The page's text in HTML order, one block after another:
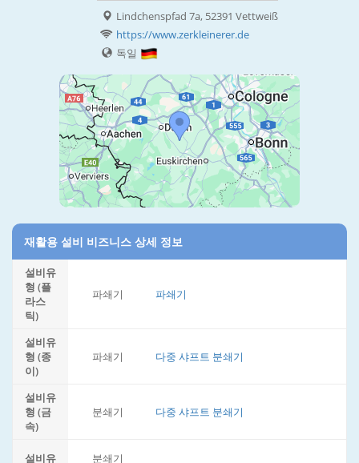
Lindchenspfad 7a, 52391 Vettweiß
https://www.zerkleinerer.de
독일
재활용 설비 비즈니스 상세 정보
설비유
형 (플
라스
틱)
파쇄기 파쇄기
설비유
형 (종
이)
파쇄기 다중 샤프트 분쇄기
설비유
형 (금
속)
분쇄기 다중 샤프트 분쇄기
설비유
분쇄기